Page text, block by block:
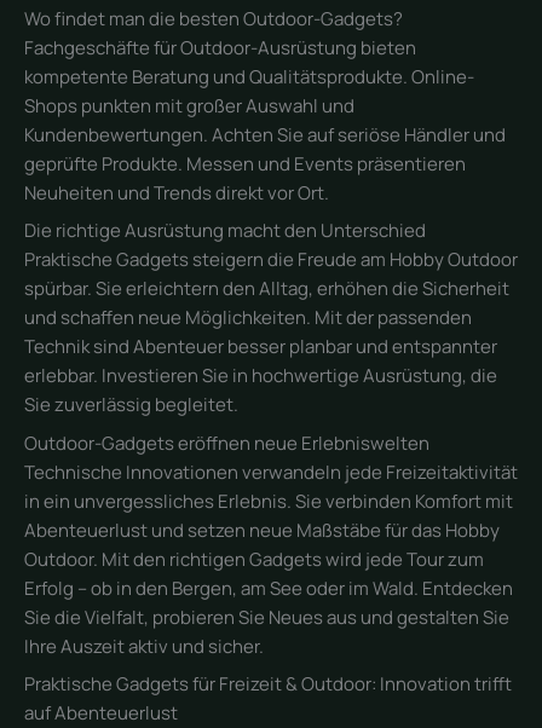
Wo findet man die besten Outdoor-Gadgets?
Fachgeschäfte für Outdoor-Ausrüstung bieten
kompetente Beratung und Qualitätsprodukte. Online-
Shops punkten mit großer Auswahl und
Kundenbewertungen. Achten Sie auf seriöse Händler und
geprüfte Produkte. Messen und Events präsentieren
Neuheiten und Trends direkt vor Ort.
Die richtige Ausrüstung macht den Unterschied
Praktische Gadgets steigern die Freude am Hobby Outdoor
spürbar. Sie erleichtern den Alltag, erhöhen die Sicherheit
und schaffen neue Möglichkeiten. Mit der passenden
Technik sind Abenteuer besser planbar und entspannter
erlebbar. Investieren Sie in hochwertige Ausrüstung, die
Sie zuverlässig begleitet.
Outdoor-Gadgets eröffnen neue Erlebniswelten
Technische Innovationen verwandeln jede Freizeitaktivität
in ein unvergessliches Erlebnis. Sie verbinden Komfort mit
Abenteuerlust und setzen neue Maßstäbe für das Hobby
Outdoor. Mit den richtigen Gadgets wird jede Tour zum
Erfolg – ob in den Bergen, am See oder im Wald. Entdecken
Sie die Vielfalt, probieren Sie Neues aus und gestalten Sie
Ihre Auszeit aktiv und sicher.
Praktische Gadgets für Freizeit & Outdoor: Innovation trifft
auf Abenteuerlust